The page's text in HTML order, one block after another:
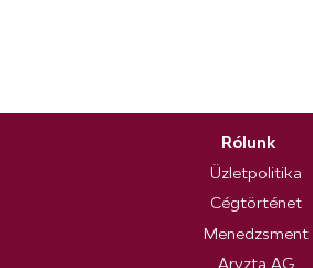
Rólunk
Üzletpolitika
Cégtörténet
Menedzsment
Aryzta AG